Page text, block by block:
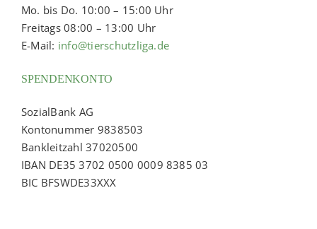
Mo. bis Do. 10:00 – 15:00 Uhr
Freitags 08:00 – 13:00 Uhr
E-Mail: info@tierschutzliga.de
SPENDENKONTO
SozialBank AG
Kontonummer 9838503
Bankleitzahl 37020500
IBAN DE35 3702 0500 0009 8385 03
BIC BFSWDE33XXX